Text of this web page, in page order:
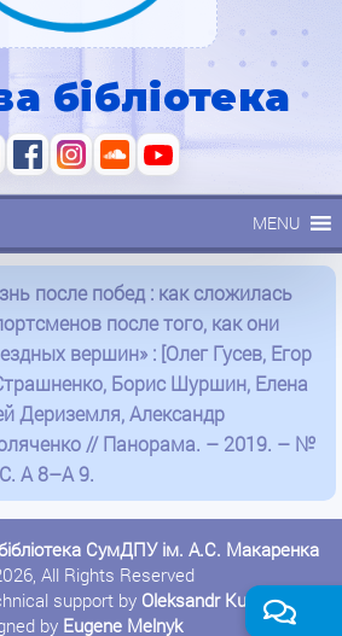
бібліотека
MENU
после побед : как сложилась
после того, как они
вершин» : [Олег Гусев, Егор
Борис Шуршин, Елена
Дериземля, Александр
// Панорама. – 2019. – №
А 8–А 9.
СумДПУ ім. А.С. Макаренка
All Rights Reserved
support by Oleksandr Kushnerov
by Eugene Melnyk